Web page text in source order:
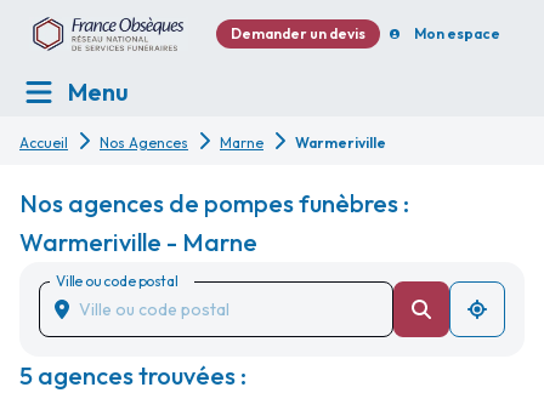
Demander un devis Mon espace
Menu
Accueil Nos Agences Marne Warmeriville
Nos agences de pompes funèbres :
Warmeriville - Marne
Ville ou code postal
5 agences trouvées :